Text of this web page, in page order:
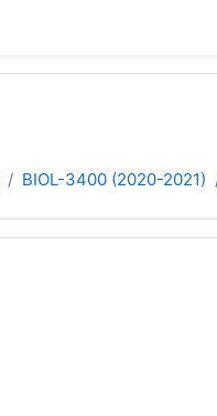
BIOL-3400 (2020-2021)